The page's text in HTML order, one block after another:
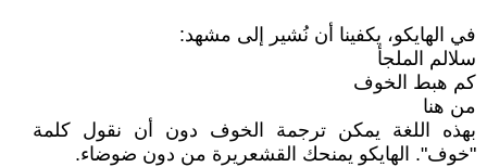
في الهايكو، يكفينا أن نُشير إلى مشهد:
سلالم الملجأ
كم هبط الخوف
من هنا
بهذه اللغة يمكن ترجمة الخوف دون أن نقول كلمة
"خوف". الهايكو يمنحك القشعريرة من دون ضوضاء.